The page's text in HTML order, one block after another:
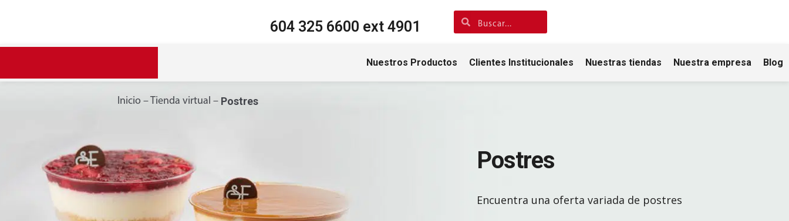
604 325 6600 ext 4901
Nuestros Productos Clientes Institucionales Nuestras tiendas Nuestra empresa Blog
Inicio –Tienda virtual – Postres
Postres
Encuentra una oferta variada de postres